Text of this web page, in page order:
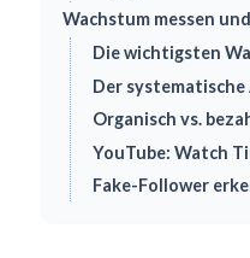
Wachstum messen
Die wichtigsten
Der
Organisch vs.
YouTube: Watch
Fake-Follower